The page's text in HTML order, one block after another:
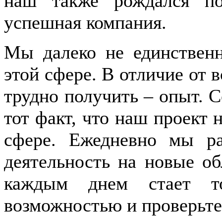
успешная компания.
Мы далеко не
этой сфере. В отличие от
трудно получить – опыт.
тот факт, что наш проект
сфере. Ежедневно мы
деятельность на новые
каждым днем стает
возможностью и